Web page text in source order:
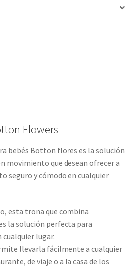
Flowers
bebés Botton flores es la solución
movimiento que desean ofrecer a
seguro y cómodo en cualquier
esta trona que combina
la solución perfecta para
lugar.
llevarla fácilmente a cualquier
de viaje o a la casa de los